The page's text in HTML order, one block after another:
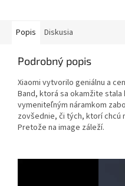
Popis Diskusia
Podrobný popis
Xiaomi vytvorilo geniálnu a
Band, ktorá sa okamžite stala
vymeniteľným náramkom
zovšednie, či tých, ktorí
Pretože na image záleží.